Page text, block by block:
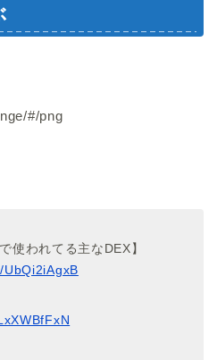
#/png
使われてる主なDEX】